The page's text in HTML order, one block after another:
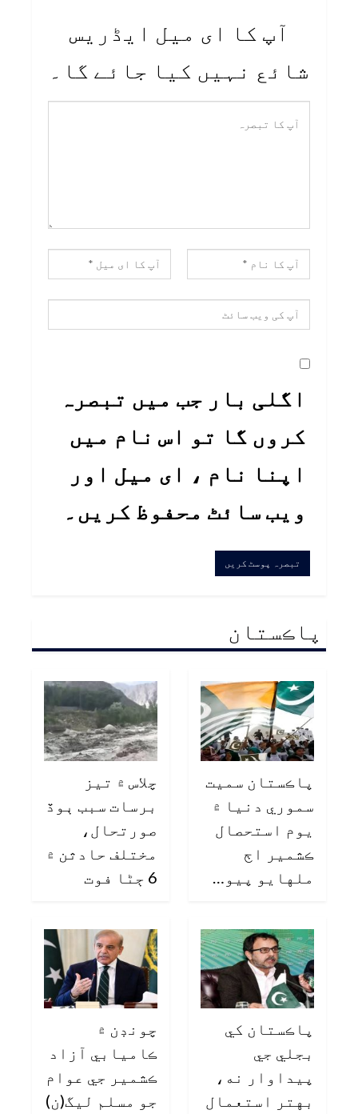
آپ کا ای میل ایڈریس
شائع نہیں کیا جائے گا۔
اگلی بار جب میں تبصرہ
کروں گا تو اس نام میں
اپنا نام ، ای میل اور
ویب سائٹ محفوظ کریں۔
پاڪستان
پاڪستان سميت
سموري دنيا ۾
يوم استحصال
ڪشمير اڄ
ملهايو پيو…
چلاس ۾ تيز
برسات سبب ٻوڏ
صورتحال،
مختلف حادثن ۾
6 ڄڻا فوت
پاڪستان کي
بجلي جي
پيداوار نه،
بهتر استعمال
چونڊن ۾
ڪاميابي آزاد
ڪشمير جي عوام
جو مسلم ليگ(ن)